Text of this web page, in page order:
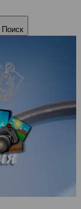
Поиск